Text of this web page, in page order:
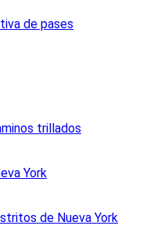
de pases
trillados
York
de Nueva York